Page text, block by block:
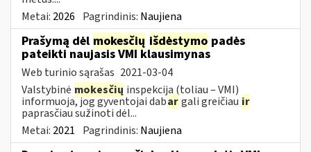
Metai: 2026 Pagrindinis: Naujiena
Prašymą dėl mokesčių išdėstymo padės
pateikti naujasis VMI klausimynas
Web turinio sąrašas 2021-03-04
Valstybinė mokesčių inspekcija (toliau – VMI)
informuoja, jog gyventojai dabargali greičiau ir
paprasčiau sužinoti dėl...
Metai: 2021 Pagrindinis: Naujiena